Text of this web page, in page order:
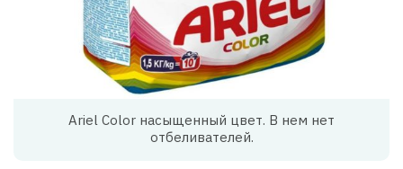
Ariel Color насыщенный цвет. В нем нет
отбеливателей.